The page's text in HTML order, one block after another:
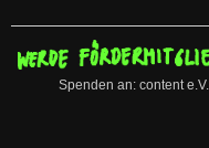
Spenden an: content